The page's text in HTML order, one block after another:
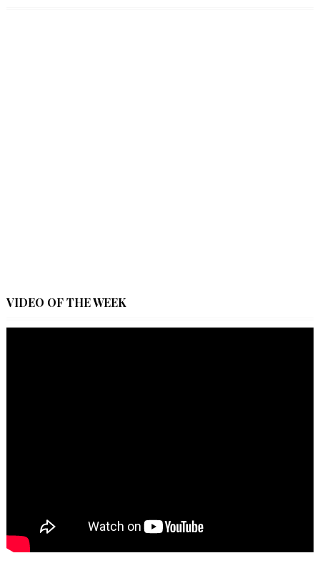
VIDEO OF THE WEEK